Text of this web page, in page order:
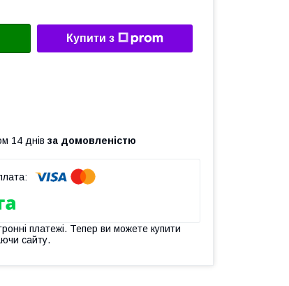
Купити з
14 днів за домовленістю
платежі. Тепер ви можете купити
сайту.